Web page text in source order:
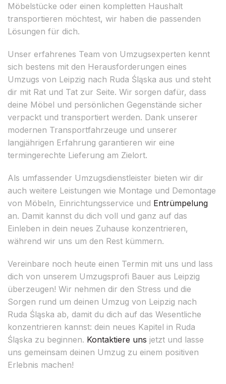
Möbelstücke oder einen kompletten Haushalt
transportieren möchtest, wir haben die passenden
Lösungen für dich.
Unser erfahrenes Team von Umzugsexperten kennt
sich bestens mit den Herausforderungen eines
Umzugs von Leipzig nach Ruda Śląska aus und steht
dir mit Rat und Tat zur Seite. Wir sorgen dafür, dass
deine Möbel und persönlichen Gegenstände sicher
verpackt und transportiert werden. Dank unserer
modernen Transportfahrzeuge und unserer
langjährigen Erfahrung garantieren wir eine
termingerechte Lieferung am Zielort.
Als umfassender Umzugsdienstleister bieten wir dir
auch weitere Leistungen wie Montage und Demontage
von Möbeln, Einrichtungsservice und Entrümpelung
an. Damit kannst du dich voll und ganz auf das
Einleben in dein neues Zuhause konzentrieren,
während wir uns um den Rest kümmern.
Vereinbare noch heute einen Termin mit uns und lass
dich von unserem Umzugsprofi Bauer aus Leipzig
überzeugen! Wir nehmen dir den Stress und die
Sorgen rund um deinen Umzug von Leipzig nach
Ruda Śląska ab, damit du dich auf das Wesentliche
konzentrieren kannst: dein neues Kapitel in Ruda
Śląska zu beginnen. Kontaktiere uns jetzt und lasse
uns gemeinsam deinen Umzug zu einem positiven
Erlebnis machen!